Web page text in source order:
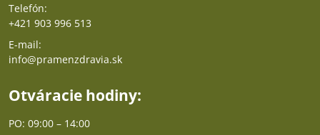
Telefón:
+421 903 996 513
E-mail:
info@pramenzdravia.sk
Otváracie hodiny:
PO: 09:00 – 14:00